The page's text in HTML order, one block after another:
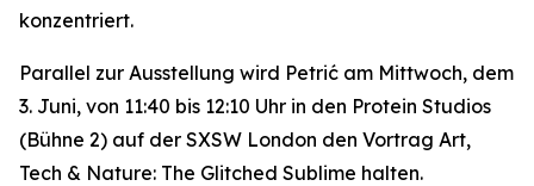
konzentriert.
Parallel zur Ausstellung wird Petrić am Mittwoch, dem
3. Juni, von 11:40 bis 12:10 Uhr in den Protein Studios
(Bühne 2) auf der SXSW London den Vortrag Art,
Tech & Nature: The Glitched Sublime halten.